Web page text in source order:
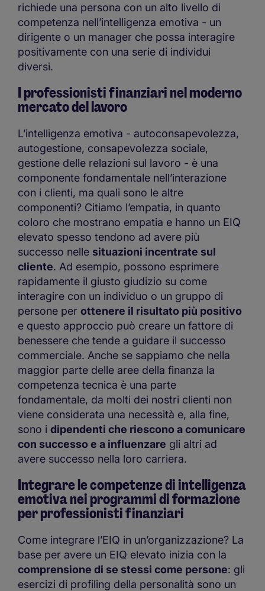
richiede una persona con un alto livello di
competenza nell’intelligenza emotiva - un
dirigente o un manager che possa interagire
positivamente con una serie di individui
diversi.
I professionisti finanziari nel moderno
mercato del lavoro
L’intelligenza emotiva - autoconsapevolezza,
autogestione, consapevolezza sociale,
gestione delle relazioni sul lavoro - è una
componente fondamentale nell’interazione
con i clienti, ma quali sono le altre
componenti? Citiamo l’empatia, in quanto
coloro che mostrano empatia e hanno un EIQ
elevato spesso tendono ad avere più
successo nelle situazioni incentrate sul
cliente. Ad esempio, possono esprimere
rapidamente il giusto giudizio su come
interagire con un individuo o un gruppo di
persone per ottenere il risultato più positivo
e questo approccio può creare un fattore di
benessere che tende a guidare il successo
commerciale. Anche se sappiamo che nella
maggior parte delle aree della finanza la
competenza tecnica è una parte
fondamentale, da molti dei nostri clienti non
viene considerata una necessità e, alla fine,
sono i dipendenti che riescono a comunicare
con successo e a influenzare gli altri ad
avere successo nella loro carriera.
Integrare le competenze di intelligenza
emotiva nei programmi di formazione
per professionisti finanziari
Come integrare l’EIQ in un’organizzazione? La
base per avere un EIQ elevato inizia con la
comprensione di se stessi come persone: gli
esercizi di profiling della personalità sono un